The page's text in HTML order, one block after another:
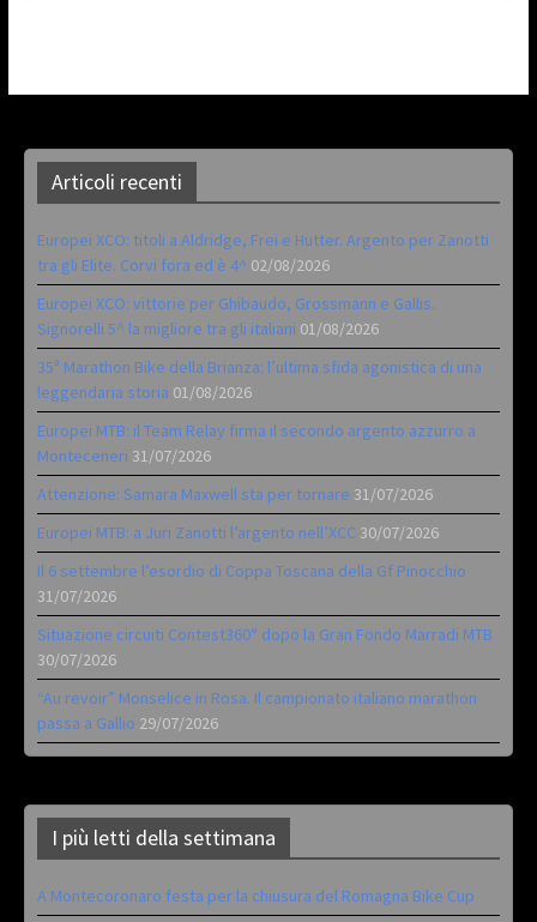
Articoli recenti
Europei XCO: titoli a Aldridge, Frei e Hutter. Argento per Zanotti
tra gli Elite. Corvi fora ed è 4^ 02/08/2026
Europei XCO: vittorie per Ghibaudo, Grossmann e Gallis.
Signorelli 5^ la migliore tra gli italiani 01/08/2026
35ª Marathon Bike della Brianza: l’ultima sfida agonistica di una
leggendaria storia 01/08/2026
Europei MTB: il Team Relay firma il secondo argento azzurro a
Monteceneri 31/07/2026
Attenzione: Samara Maxwell sta per tornare 31/07/2026
Europei MTB: a Juri Zanotti l’argento nell’XCC 30/07/2026
Il 6 settembre l’esordio di Coppa Toscana della Gf Pinocchio
31/07/2026
Situazione circuiti Contest360° dopo la Gran Fondo Marradi MTB
30/07/2026
“Au revoir” Monselice in Rosa. Il campionato italiano marathon
passa a Gallio 29/07/2026
I più letti della settimana
A Montecoronaro festa per la chiusura del Romagna Bike Cup